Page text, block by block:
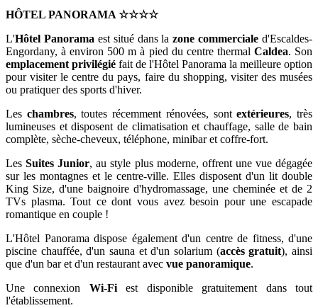
HÔTEL PANORAMA ☆☆☆☆
L'Hôtel Panoramaest situé dans lazone commerciale d'Escaldes-
Engordany, à environ 500 m à pied du centre thermal Caldea. Son
emplacement privilégié fait de l'Hôtel Panorama la meilleure option
pour visiter le centre du pays, faire du shopping, visiter des musées
ou pratiquer des sports d'hiver.
Les chambres, toutes récemment rénovées, sontextérieures, très
lumineuses et disposent de climatisation et chauffage, salle de bain
complète, sèche-cheveux, téléphone, minibar et coffre-fort.
LesSuites Junior, au style plus moderne, offrent une vue dégagée
sur les montagnes et le centre-ville. Elles disposent d'un lit double
King Size, d'une baignoire d'hydromassage, une cheminée et de 2
TVs plasma. Tout ce dont vous avez besoin pour une escapade
romantique en couple !
L'Hôtel Panorama dispose également d'un centre de fitness, d'une
piscine chauffée, d'un sauna et d'un solarium (accès gratuit), ainsi
que d'un bar et d'un restaurant avec vue panoramique.
Une connexion Wi-Fiest disponible gratuitement dans tout
l'établissement.